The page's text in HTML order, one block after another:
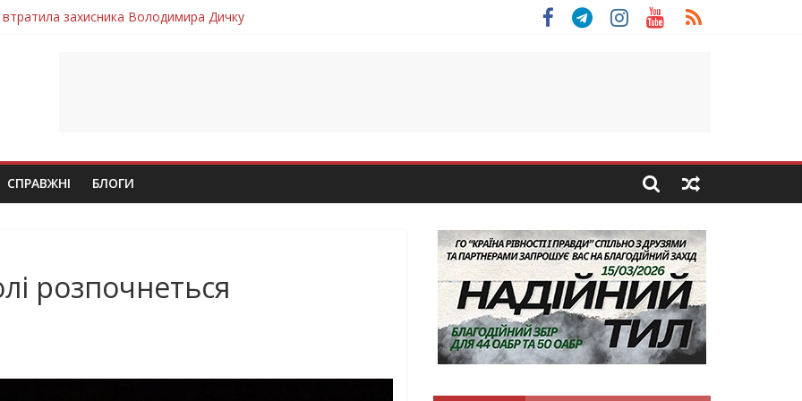
захисника Володимира Дичку
молодий захисник Дмитро Березко з Тернопільщини
захисника Володимира Вельму
молодого захисника Андрія Іскоростенського
СПРАВЖНІ БЛОГИ
розпочнеться